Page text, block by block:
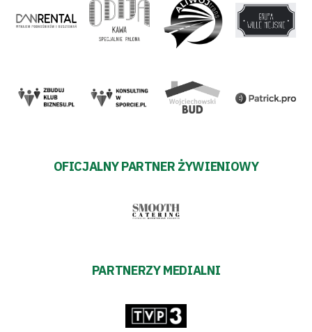
OFICJALNY PARTNER ŻYWIENIOWY
PARTNERZY MEDIALNI